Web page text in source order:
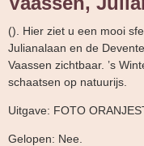
(). Hier ziet u een mooi
Julianalaan en de
Vaassen zichtbaar. ’s
schaatsen op natuurijs.
Uitgave: FOTO
Gelopen: Nee.